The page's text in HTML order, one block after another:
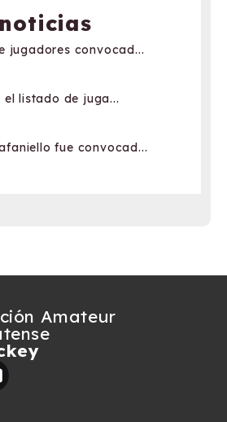
jugadores convocad...
el listado de juga...
fue convocad...
Amateur